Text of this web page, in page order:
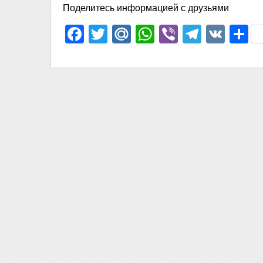
Поделитесь информацией с друзьями
Facebook
TwitterMail.Ru
WhatsApp
Viber VK